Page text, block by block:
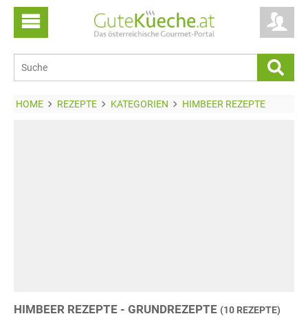
HOME REZEPTE KATEGORIEN HIMBEER REZEPTE
HIMBEER REZEPTE - GRUNDREZEPTE (10 REZEPTE)